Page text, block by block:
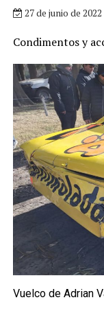
27 de junio de 2022
Condimentos y
Vuelco de Adrian